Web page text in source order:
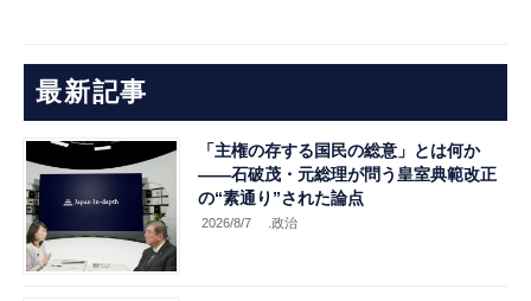
最新記事
「主権の存する国民の総意」とは何か
――石破茂・元総理が問う皇室典範改正
の“素通り”された論点
2026/8/7 .政治